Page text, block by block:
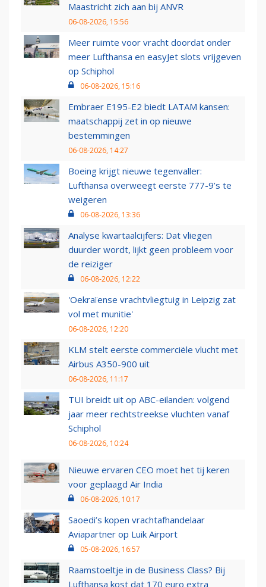
Maastricht zich aan bij ANVR
06-08-2026, 15:56
Meer ruimte voor vracht doordat onder
meer Lufthansa en easyJet slots vrijgeven
op Schiphol
06-08-2026, 15:16
Embraer E195-E2 biedt LATAM kansen:
maatschappij zet in op nieuwe
bestemmingen
06-08-2026, 14:27
Boeing krijgt nieuwe tegenvaller:
Lufthansa overweegt eerste 777-9’s te
weigeren
06-08-2026, 13:36
Analyse kwartaalcijfers: Dat vliegen
duurder wordt, lijkt geen probleem voor
de reiziger
06-08-2026, 12:22
'Oekraïense vrachtvliegtuig in Leipzig zat
vol met munitie'
06-08-2026, 12:20
KLM stelt eerste commerciële vlucht met
Airbus A350-900 uit
06-08-2026, 11:17
TUI breidt uit op ABC-eilanden: volgend
jaar meer rechtstreekse vluchten vanaf
Schiphol
06-08-2026, 10:24
Nieuwe ervaren CEO moet het tij keren
voor geplaagd Air India
06-08-2026, 10:17
Saoedi’s kopen vrachtafhandelaar
Aviapartner op Luik Airport
05-08-2026, 16:57
Raamstoeltje in de Business Class? Bij
Lufthansa kost dat 170 euro extra